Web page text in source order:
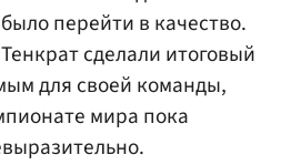
перейти в качество.
сделали итоговый
для своей команды,
мира пока